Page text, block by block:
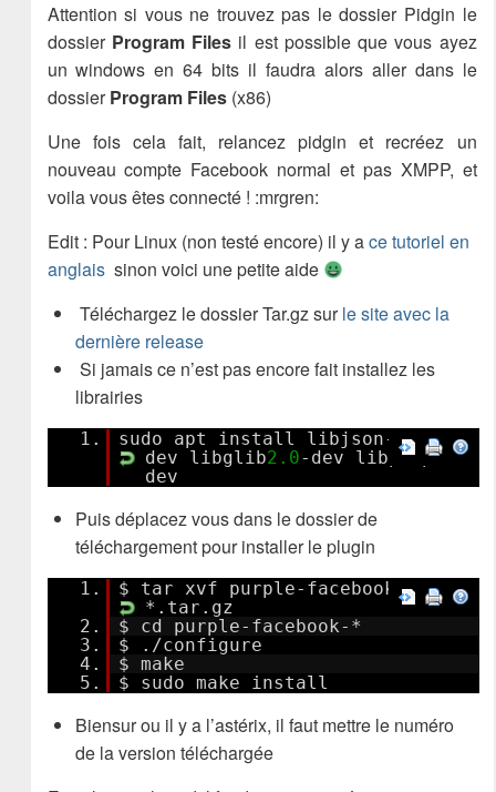
Attention si vous ne trouvez pas le dossier Pidgin le
dossierProgram Files il est possible que vous ayez
un windows en 64 bits il faudra alors aller dans le
dossierProgram Files(x86)
Une fois cela fait, relancez pidgin et recréez un
nouveau compte Facebook normal et pas XMPP, et
voila vous êtes connecté ! :mrgren:
Edit : Pour Linux (non testé encore) il y ace tutoriel en
anglais sinon voici une petite aide
Téléchargez le dossier Tar.gz surle site avec la
dernière release
Si jamais ce n’est pas encore fait installez les
librairies
1.
sudo apt install libjson-glib-
dev libglib2.0-dev libpurple-
dev
Puis déplacez vous dans le dossier de
téléchargement pour installer le plugin
1.
$ tar xvf purple-facebook-
*.tar.gz
2.
$ cd purple-facebook-*
3.
$ ./configure
4.
$ make
5.
$ sudo make install
Biensur ou il y a l’astérix, il faut mettre le numéro
de la version téléchargée